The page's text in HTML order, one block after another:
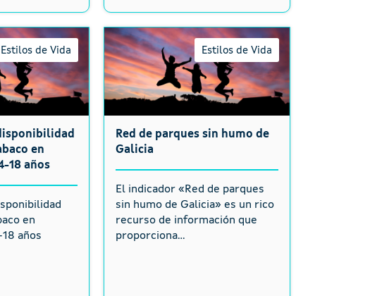
Estilos de Vida
en
18 años
en
años
Estilos de Vida
Red de parques sin humo de
Galicia
El indicador «Red de parques
sin humo de Galicia» es un rico
recurso de información que
proporciona...